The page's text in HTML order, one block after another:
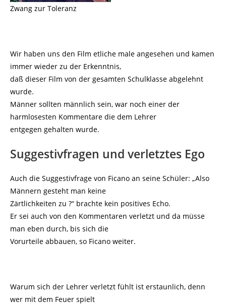
Zwang zur Toleranz
Wir haben uns den Film etliche male angesehen und kamen
immer wieder zu der Erkenntnis,
daß dieser Film von der gesamten Schulklasse abgelehnt
wurde.
Männer sollten männlich sein, war noch einer der
harmlosesten Kommentare die dem Lehrer
entgegen gehalten wurde.
Suggestivfragen und verletztes Ego
Auch die Suggestivfrage von Ficano an seine Schüler: „Also
Männern gesteht man keine
Zärtlichkeiten zu ?“ brachte kein positives Echo.
Er sei auch von den Kommentaren verletzt und da müsse
man eben durch, bis sich die
Vorurteile abbauen, so Ficano weiter.
Warum sich der Lehrer verletzt fühlt ist erstaunlich, denn
wer mit dem Feuer spielt